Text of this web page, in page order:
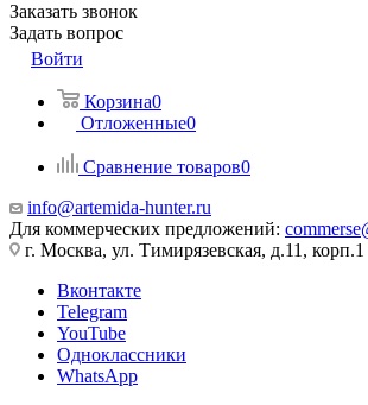
Заказать звонок
Задать вопрос
Войти
Корзина0
Отложенные0
Сравнение товаров0
info@artemida-hunter.ru
Для коммерческих предложений:
г. Москва, ул. Тимирязевская, д.11, корп.1
Вконтакте
Telegram
YouTube
Одноклассники
WhatsApp